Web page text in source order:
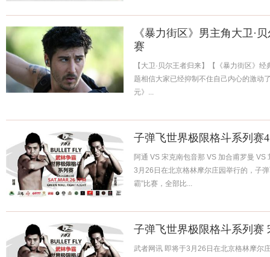
《暴力街区》男主角大卫·
赛
【大卫·贝尔王者归来】 【《暴力街区
题相信大家已经抑制不住自己内心的激动
元》...
子弹飞世界极限格斗系列赛
阿通 VS 宋克南包音那 VS 加合甫罗曼
3月26日在北京格林摩尔庄园举行的，子
霸”比赛，全部比...
子弹飞世界极限格斗系列赛
武者网讯 即将于3月26日在北京格林摩尔